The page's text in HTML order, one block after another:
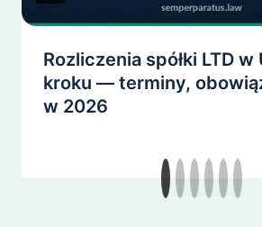
Rozliczenia spółki LTD
kroku — terminy,
w 2026